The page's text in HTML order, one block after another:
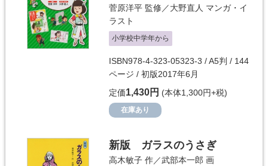
菅原洋平 監修／大野直人 マンガ・イ
ラスト
小学校中学年から
ISBN978-4-323-05323-3 / A5判 / 144
ページ / 初版2017年6月
定価1,430円 (本体1,300円+税)
在庫あり
新版 ガラスのうさぎ
高木敏子 作／武部本一郎 画